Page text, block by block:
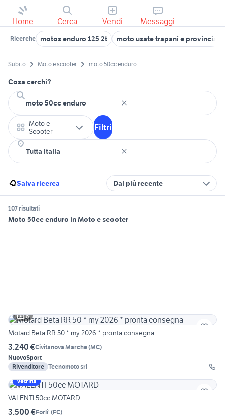
Home Cerca Vendi Messaggi
Ricerche motos enduro 125 2t moto usate trapani e provincia
Subito Moto e scooter moto 50cc enduro
Cosa cerchi?
Moto e
Scooter
Filtri
Salva ricerca Dal più recente
107 risultati
Moto 50cc enduro in Moto e scooter
6
Motard Beta RR 50 * my 2026 * pronta consegna
3.240 €Civitanova Marche(MC)
NuovoSport
Rivenditore Tecnomoto srl
Vetrina
VALENTI 50cc MOTARD
3.500 €Forli' (FC)